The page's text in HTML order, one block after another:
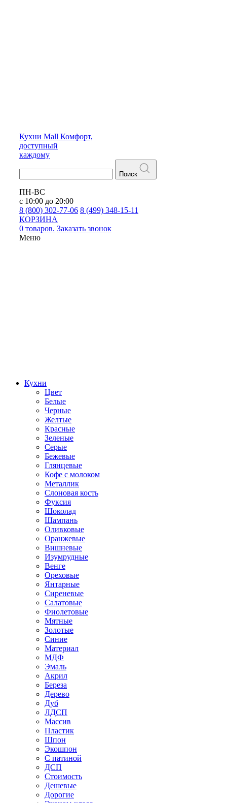
Кухни Mall Комфорт,
доступный
каждому
Поиск
ПН-ВС
с 10:00 до 20:00
8 (800) 302-77-06 8 (499) 348-15-11
КОРЗИНА
0 товаров. Заказать звонок
Меню
Кухни
Цвет
Белые
Черные
Желтые
Красные
Зеленые
Серые
Бежевые
Глянцевые
Кофе с молоком
Металлик
Слоновая кость
Фуксия
Шоколад
Шампань
Оливковые
Оранжевые
Вишневые
Изумрудные
Венге
Ореховые
Янтарные
Сиреневые
Салатовые
Фиолетовые
Мятные
Золотые
Синие
Материал
МДФ
Эмаль
Акрил
Береза
Дерево
Дуб
ЛДСП
Массив
Пластик
Шпон
Экошпон
С патиной
ДСП
Стоимость
Дешевые
Дорогие